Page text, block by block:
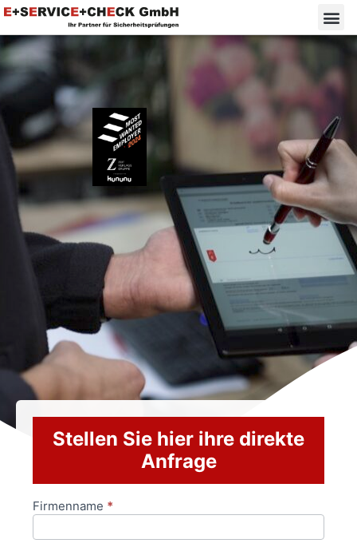
Stellen Sie hier ihre direkte
Anfrage
Anfrageformular
Firmenname *